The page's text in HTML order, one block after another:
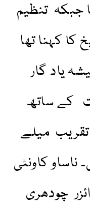
جبکہ تنظیم
کا کہنا تھا
یاد گار
کے ساتھ
تقریب میلے
کاونٹی
چودھری